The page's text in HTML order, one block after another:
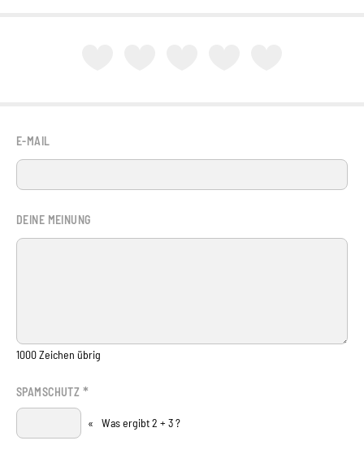
E-MAIL
DEINE MEINUNG
1000Zeichen übrig
SPAMSCHUTZ *
« Was ergibt 2 + 3 ?